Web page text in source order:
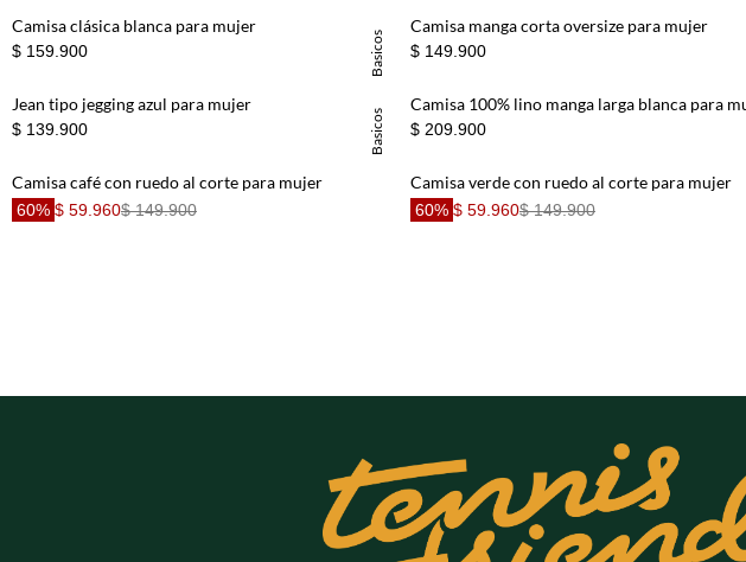
Short
Basicos
Camisa clásica blanca para mujer
$ 159.900
Camisa manga corta oversize para mujer
$ 149.900
Basicos
Jean tipo jegging azul para mujer
$ 139.900
Camisa 100% lino manga larga blanca para
$ 209.900
Camisa café con ruedo al corte para mujer
60% $ 59.960$ 149.900
Camisa verde con ruedo al corte para mujer
60% $ 59.960$ 149.900